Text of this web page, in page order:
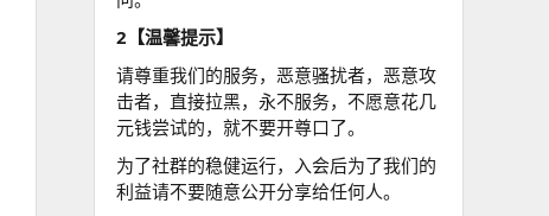
2【温馨提示】
请尊重我们的服务，恶意骚扰者，恶意攻
击者，直接拉黑，永不服务，不愿意花几
元钱尝试的，就不要开尊口了。
为了社群的稳健运行，入会后为了我们的
利益请不要随意公开分享给任何人。